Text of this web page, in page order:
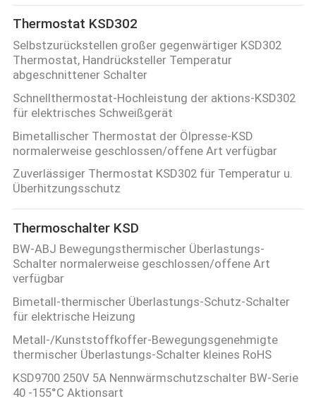
Thermostat KSD302
Selbstzurückstellen großer gegenwärtiger KSD302
Thermostat, Handrücksteller Temperatur
abgeschnittener Schalter
Schnellthermostat-Hochleistung der aktions-KSD302
für elektrisches Schweißgerät
Bimetallischer Thermostat der Ölpresse-KSD
normalerweise geschlossen/offene Art verfügbar
Zuverlässiger Thermostat KSD302 für Temperatur u.
Überhitzungsschutz
Thermoschalter KSD
BW-ABJ Bewegungsthermischer Überlastungs-
Schalter normalerweise geschlossen/offene Art
verfügbar
Bimetall-thermischer Überlastungs-Schutz-Schalter
für elektrische Heizung
Metall-/Kunststoffkoffer-Bewegungsgenehmigte
thermischer Überlastungs-Schalter kleines RoHS
KSD9700 250V 5A Nennwärmschutzschalter BW-Serie
40 -155°C Aktionsart